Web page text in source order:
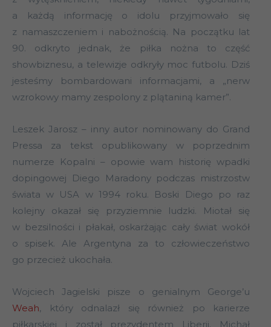
a każdą informację o idolu przyjmowało się
z namaszczeniem i nabożnością. Na początku lat
90. odkryto jednak, że piłka nożna to część
showbiznesu, a telewizje odkryły moc futbolu. Dziś
jesteśmy bombardowani informacjami, a „nerw
wzrokowy mamy zespolony z plątaniną kamer”.
Leszek Jarosz – inny autor nominowany do Grand
Pressa za tekst opublikowany w poprzednim
numerze Kopalni – opowie wam historię wpadki
dopingowej Diego Maradony podczas mistrzostw
świata w USA w 1994 roku. Boski Diego po raz
kolejny okazał się przyziemnie ludzki. Miotał się
w bezsilności i płakał, oskarżając cały świat wokół
o spisek. Ale Argentyna za to człowieczeństwo
go przecież ukochała.
Wojciech Jagielski pisze o genialnym George’u
Weah, który odnalazł się również po karierze
piłkarskiej i został prezydentem Liberii. Michał